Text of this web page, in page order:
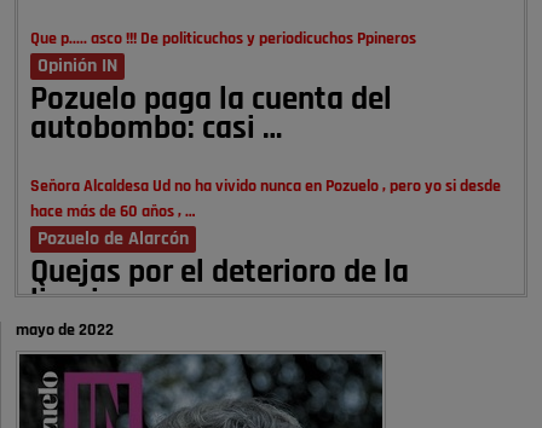
Que p..... asco !!! De politicuchos y periodicuchos Ppineros
Opinión IN
Pozuelo paga la cuenta del
autobombo: casi …
Señora Alcaldesa Ud no ha vivido nunca en Pozuelo , pero yo si desde
hace más de 60 años , …
Pozuelo de Alarcón
Quejas por el deterioro de la
limpieza …
A ver si es posible que haya vivienda para familias con hijos y no
solamente jóvenes que no es tan …
Pozuelo de Alarcón
mayo de 2022